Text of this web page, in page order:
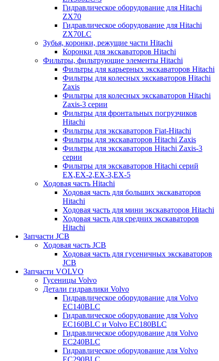
Гидравлическое оборудование для Hitachi
ZX70
Гидравлическое оборудование для Hitachi
ZX70LC
Зубья, коронки, режущие части Hitachi
Коронки для экскаваторов Hitachi
Фильтры, фильтрующие элементы Hitachi
Фильтры для карьерных экскаваторов Hitachi
Фильтры для колесных экскаваторов Hitachi
Zaxis
Фильтры для колесных экскаваторов Hitachi
Zaxis-3 серии
Фильтры для фронтальных погрузчиков
Hitachi
Фильтры для экскаваторов Fiat-Hitachi
Фильтры для экскаваторов Hitachi Zaxis
Фильтры для экскаваторов Hitachi Zaxis-3
серии
Фильтры для экскаваторов Hitachi серий
EX,EX-2,EX-3,EX-5
Ходовая часть Hitachi
Ходовая часть для больших экскаваторов
Hitachi
Ходовая часть для мини экскаваторов Hitachi
Ходовая часть для средних экскаваторов
Hitachi
Запчасти JCB
Ходовая часть JCB
Ходовая часть для гусеничных экскаваторов
JCB
Запчасти VOLVO
Гусеницы Volvo
Детали гидравлики Volvo
Гидравлическое оборудование для Volvo
EC140BLC
Гидравлическое оборудование для Volvo
EC160BLC и Volvo EC180BLC
Гидравлическое оборудование для Volvo
EC240BLC
Гидравлическое оборудование для Volvo
EC290BLC